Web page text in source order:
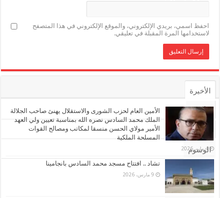
احفظ اسمي، بريدي الإلكتروني، والموقع الإلكتروني في هذا المتصفح
لاستخدامها المرة المقبلة في تعليقي.
الأخيرة
الأشهر
تعليقات
الوسوم
الأمين العام لحزب الشورى والاستقلال يهنئ صاحب الجلالة
الملك محمد السادس نصره الله بمناسبة تعيين ولي العهد
الأمير مولاي الحسن منسقا لمكاتب ومصالح القوات
المسلحة الملكية
4 مايو، 2026
تشاد .. افتتاح مسجد محمد السادس بانجامينا
9 مارس، 2026